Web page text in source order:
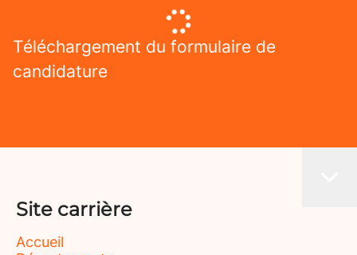
Téléchargement du formulaire de
candidature
Site carrière
Accueil